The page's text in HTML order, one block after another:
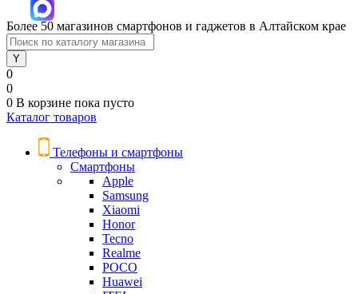
Более 50 магазинов смартфонов и гаджетов в Алтайском крае
0
0
0 В корзине пока пусто
Каталог товаров
Телефоны и смартфоны
Смартфоны
Apple
Samsung
Xiaomi
Honor
Tecno
Realme
POCO
Huawei